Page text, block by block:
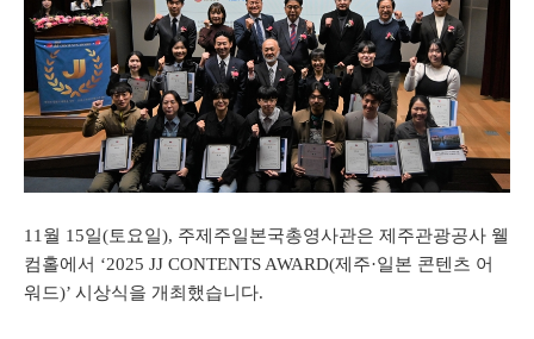
11월 15일(토요일), 주제주일본국총영사관은 제주관광공사 웰
컴홀에서 ‘2025 JJ CONTENTS AWARD(제주·일본 콘텐츠 어
워드)’ 시상식을 개최했습니다.